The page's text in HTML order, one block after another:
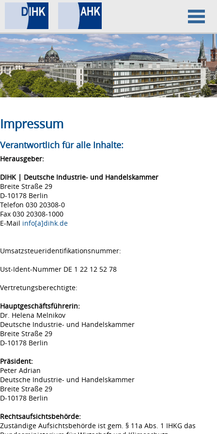
Home
Datenschutz
Impressum
Impressum
Verantwortlich für alle Inhalte:
Herausgeber:
DIHK | Deutsche Industrie- und Handelskammer
Breite Straße 29
D-10178 Berlin
Telefon 030 20308-0
Fax 030 20308-1000
E-Mail info[a]dihk.de
Umsatzsteueridentifikationsnummer:
Ust-Ident-Nummer DE 1 22 12 52 78
Vertretungsberechtigte:
Hauptgeschäftsführerin:
Dr. Helena Melnikov
Deutsche Industrie- und Handelskammer
Breite Straße 29
D-10178 Berlin
Präsident:
Peter Adrian
Deutsche Industrie- und Handelskammer
Breite Straße 29
D-10178 Berlin
Rechtsaufsichtsbehörde:
Zuständige Aufsichtsbehörde ist gem. § 11a Abs. 1 IHKG das